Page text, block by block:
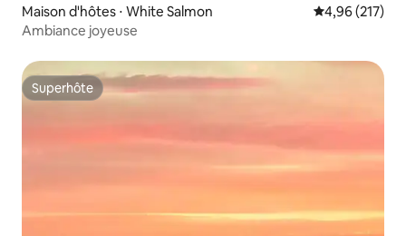
Maison d'hôtes ⋅ White Salmon Évaluation
4,96 (217)
Ambiance joyeuse
Superhôte
Superhôte